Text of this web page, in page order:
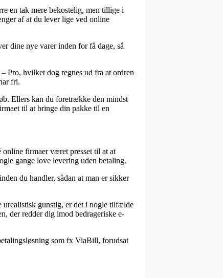
en tak mere bekostelig, men tillige i
af at du lever lige ved online
dine nye varer inden for få dage, så
Pro, hvilket dog regnes ud fra at ordren
fri.
Ellers kan du foretrække den mindst
til at bringe din pakke til en
firmaer været presset til at at
gange love levering uden betaling.
du handler, sådan at man er sikker
urealistisk gunstig, er det i nogle tilfælde
der redder dig imod bedrageriske e-
som fx ViaBill, forudsat